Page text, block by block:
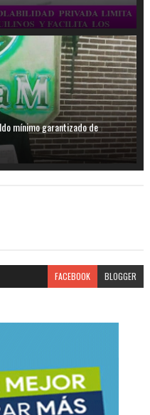
mínimo garantizado de
FACEBOOK BLOGGER